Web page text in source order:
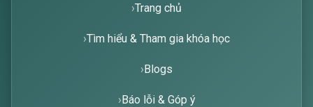
Trang chủ
Tìm hiểu & Tham gia khóa học
Blogs
Báo lỗi & Góp ý